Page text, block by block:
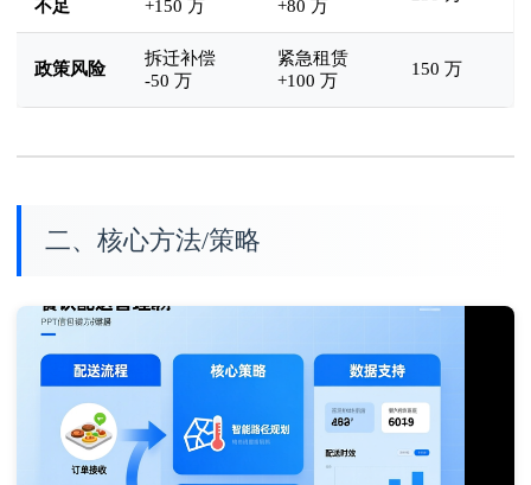
不足
+150 万
+80 万
政策风险
拆迁补偿
-50 万
紧急租赁
+100 万
150 万
二、核心方法/策略